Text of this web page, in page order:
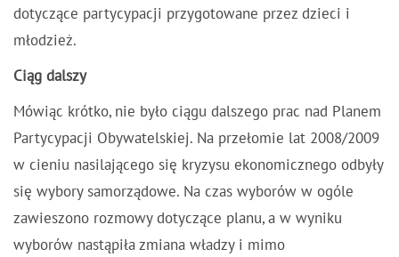
dotyczące partycypacji przygotowane przez dzieci i
młodzież.
Ciąg dalszy
Mówiąc krótko, nie było ciągu dalszego prac nad Planem
Partycypacji Obywatelskiej. Na przełomie lat 2008/2009
w cieniu nasilającego się kryzysu ekonomicznego odbyły
się wybory samorządowe. Na czas wyborów w ogóle
zawieszono rozmowy dotyczące planu, a w wyniku
wyborów nastąpiła zmiana władzy i mimo